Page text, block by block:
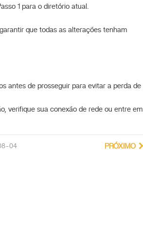
1 para o diretório atual.
que todas as alterações tenham
antes de prosseguir para evitar a perda de
verifique sua conexão de rede ou entre em
04 PRÓXIMO